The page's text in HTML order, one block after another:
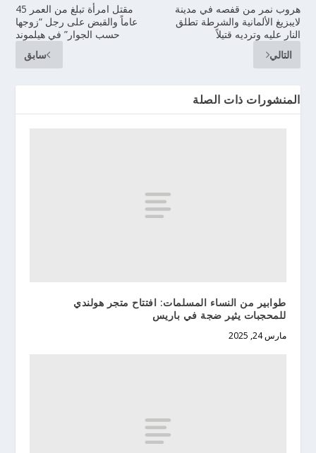
مقتل امرأة تبلغ من العمر 45
عاماً والقبض على رجل “زوجها
حسب الجوار” في هيلموند
سابق
هروب نمر من قفصه في مدينة
لايبزيغ الألمانية والشرطة تطلق
النار عليه وترديه قتيلاً
التالي
المنشورات ذات الصلة
طوابير من النساء المسلمات: افتتاح متجر هولندي
للمحجبات يثير ضجة في باريس
مارس 24, 2025